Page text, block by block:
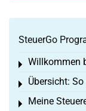
SteuerGo
Willkommen
Toggle menu
Übersicht:
Toggle menu
Meine
Toggle menu